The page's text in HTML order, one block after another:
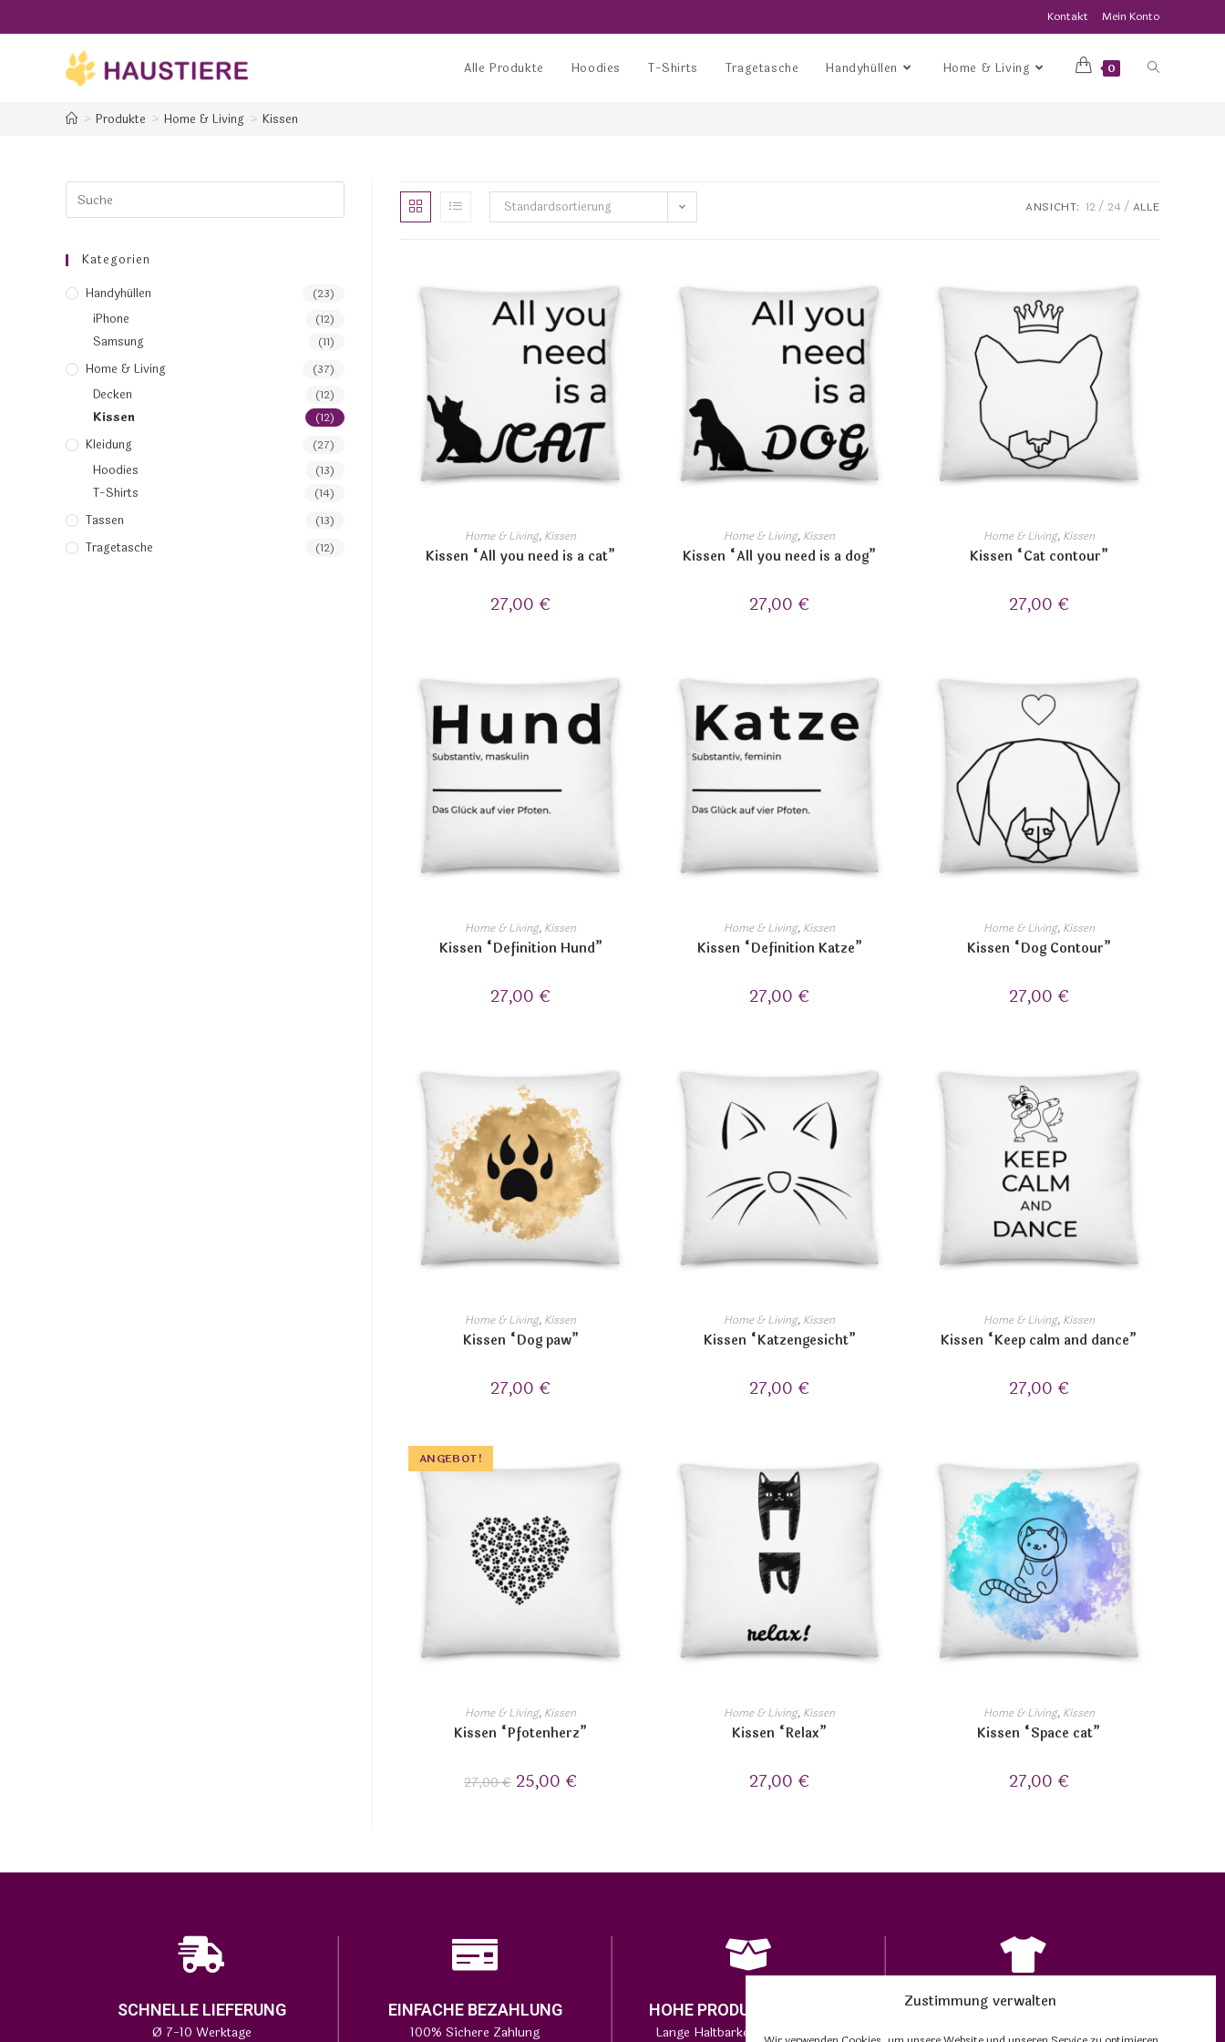
Zustimmung verwalten
Kontakt Mein Konto
Alle Produkte Hoodies T-Shirts Tragetasche Handyhüllen Home & Living 0
> Produkte > Home & Living > Kissen
Standardsortierung ANSICHT: 12 24 ALLE
Home & Living, Kissen
Kissen “All you need is a cat”
27,00 €
Home & Living, Kissen
Kissen “All you need is a dog”
27,00 €
Home & Living, Kissen
Kissen “Cat contour”
27,00 €
Home & Living, Kissen
Kissen “Definition Hund”
27,00 €
Home & Living, Kissen
Kissen “Definition Katze”
27,00 €
Home & Living, Kissen
Kissen “Dog Contour”
27,00 €
Home & Living, Kissen
Kissen “Dog paw”
27,00 €
Home & Living, Kissen
Kissen “Katzengesicht”
27,00 €
Home & Living, Kissen
Kissen “Keep calm and dance”
27,00 €
ANGEBOT!
Home & Living, Kissen
Kissen “Pfotenherz”
27,00€ 25,00 €
Home & Living, Kissen
Kissen “Relax”
27,00 €
Home & Living, Kissen
Kissen “Space cat”
27,00 €
Kategorien
Handyhüllen
(23)
iPhone (12)
Samsung (11)
Home & Living (37)
Decken (12)
Kissen (12)
Kleidung (27)
Hoodies (13)
T-Shirts (14)
Tassen (13)
Tragetasche (12)
SCHNELLE LIEFERUNG
Ø 7-10 Werktage
EINFACHE BEZAHLUNG
100% Sichere Zahlung
HOHE PRODUKTQUALITÄT
Lange Haltbarkeit bei den Prints
EINZIGARTIGE DESIGNS
auf passenden Produkten